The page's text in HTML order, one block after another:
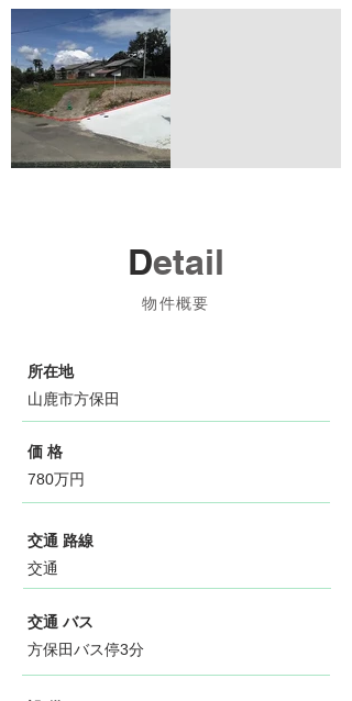
Detail
物件概要
所在地
山鹿市方保田
価 格
780万円
交通 路線
交通
交通 バス
方保田バス停3分